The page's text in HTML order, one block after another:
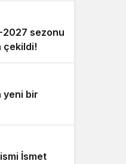
2027 sezonu
çekildi!
yeni bir
İsmet